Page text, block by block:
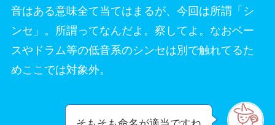
音はある意味全て当てはまるが、今回は所謂「シ
ンセ」。所謂ってなんだよ。察してよ。なおベー
スやドラム等の低音系のシンセは別で触れてるた
めここでは対象外。